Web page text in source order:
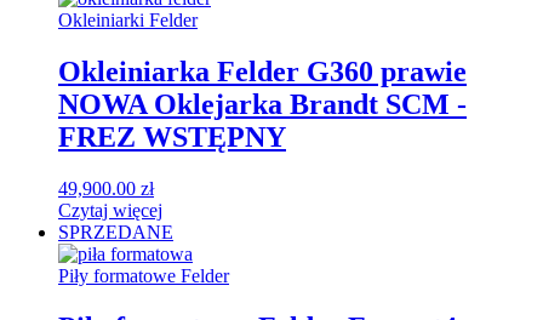
Okleiniarki Felder
Okleiniarka Felder G360 prawie
NOWA Oklejarka Brandt SCM -
FREZ WSTĘPNY
49,900.00 zł
Czytaj więcej
SPRZEDANE
Piły formatowe Felder